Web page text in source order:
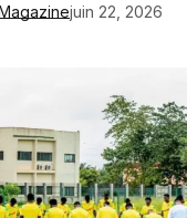
juin 22, 2026